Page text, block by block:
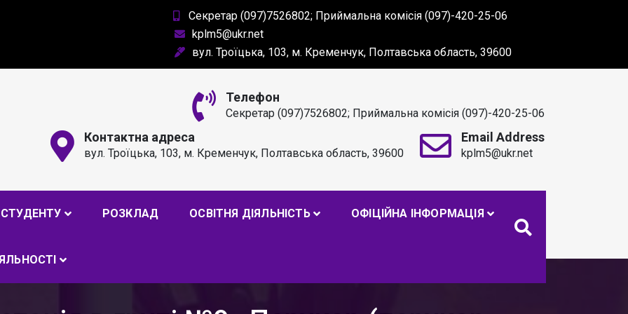
Секретар (097)7526802; Приймальна комісія (097)-420-25-06
kplm5@ukr.net
вул. Троїцька, 103, м. Кременчук, Полтавська область, 39600
ЛІЦЕЙ ІМ. А. С. МАКАРЕНКА
Телефон
Секретар (097)7526802; Приймальна комісія (097)-420-25-06
Контактна адреса
вул. Троїцька, 103, м. Кременчук, Полтавська область, 39600
Email Address
kplm5@ukr.net
СТУДЕНТУ РОЗКЛАД ОСВІТНЯ ДІЯЛЬНІСТЬ ОФІЦІЙНА ІНФОРМАЦІЯ